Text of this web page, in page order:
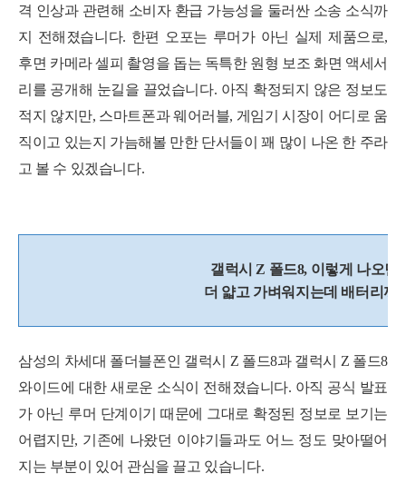
격 인상과 관련해 소비자 환급 가능성을 둘러싼 소송 소식까
지 전해졌습니다. 한편 오포는 루머가 아닌 실제 제품으로,
후면 카메라 셀피 촬영을 돕는 독특한 원형 보조 화면 액세서
리를 공개해 눈길을 끌었습니다. 아직 확정되지 않은 정보도
적지 않지만, 스마트폰과 웨어러블, 게임기 시장이 어디로 움
직이고 있는지 가늠해볼 만한 단서들이 꽤 많이 나온 한 주라
고 볼 수 있겠습니다.
갤럭시 Z 폴드8, 이렇게 나오면
더 얇고 가벼워지는데 배터리까
삼성의 차세대 폴더블폰인 갤럭시 Z 폴드8과 갤럭시 Z 폴드8
와이드에 대한 새로운 소식이 전해졌습니다. 아직 공식 발표
가 아닌 루머 단계이기 때문에 그대로 확정된 정보로 보기는
어렵지만, 기존에 나왔던 이야기들과도 어느 정도 맞아떨어
지는 부분이 있어 관심을 끌고 있습니다.